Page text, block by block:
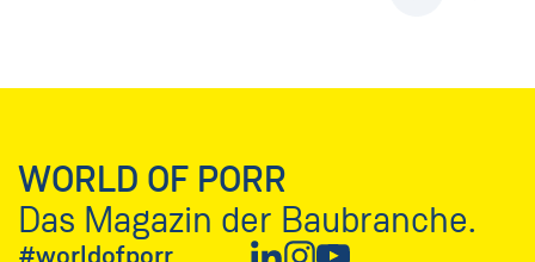
WORLD OF PORR
Das Magazin der Baubranche.
Neues Fenster
Neues Fenster
Neues Fenster